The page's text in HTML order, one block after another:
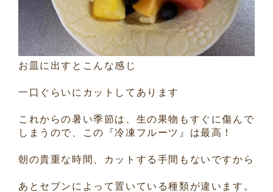
お皿に出すとこんな感じ
一口ぐらいにカットしてあります
これからの暑い季節は、生の果物もすぐに傷んで
しまうので、この『冷凍フルーツ』は最高！
朝の貴重な時間、カットする手間もないですから
あとセブンによって置いている種類が違います。